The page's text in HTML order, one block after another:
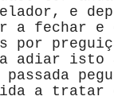
e
a fechar e
por
a adiar
passada
a tratar